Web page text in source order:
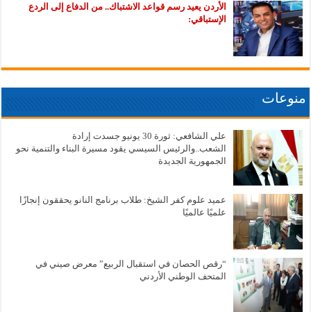
الأردن يعيد رسم قواعد الاشتباك.. من الدفاع إلى الردع
الإستباقي:
منوعات
علي الشافعي: ثورة 30 يونيو جسدت إرادة
الشعب..والرئيس السيسي يقود مسيرة البناء والتنمية نحو
الجمهورية الجديدة
عميد علوم كفر الشيخ: طلاب برنامج النانو يحققون إنجازًا
علميًا عالميًا
“رقص الحصان في استقبال الربيع” معرض صيني في
المتحف الوطني الأردني